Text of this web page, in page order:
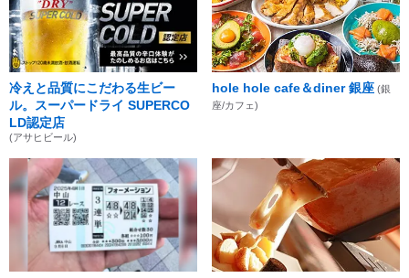
冷えと品質にこだわる生ビー
ル。スーパードライ SUPERCO
LD認定店
(アサヒビール)
hole hole cafe＆diner 銀座 (銀
座/カフェ)